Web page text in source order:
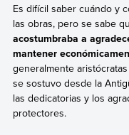
Es difícil saber cuándo y
las obras, pero se sabe
acostumbraba a
mantener
generalmente
se sostuvo desde la
las dedicatorias y los
protectores.